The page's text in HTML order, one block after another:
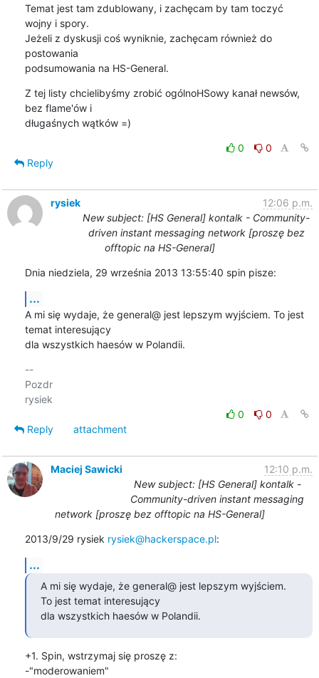
Temat jest tam zdublowany, i zachęcam by tam toczyć
wojny i spory.
Jeżeli z dyskusji coś wyniknie, zachęcam również do
postowania
podsumowania na HS-General.
Z tej listy chcielibyśmy zrobić ogólnoHSowy kanał newsów,
bez flame'ów i
długaśnych wątków =)
0
0
Reply
rysiek
12:06 p.m.
New subject: [HS General] kontalk - Community-
driven instant messaging network [proszę bez
offtopic na HS-General]
Dnia niedziela, 29 września 2013 13:55:40 spin pisze:
...
A mi się wydaje, że general@ jest lepszym wyjściem. To jest
temat interesujący
dla wszystkich haesów w Polandii.
--
Pozdr
0
0
Reply
attachment
Maciej Sawicki
12:10 p.m.
New subject: [HS General] kontalk -
Community-driven instant messaging
network [proszę bez offtopic na HS-General]
2013/9/29 rysiek rysiek@hackerspace.pl:
...
A mi się wydaje, że general@ jest lepszym wyjściem.
To jest temat interesujący
dla wszystkich haesów w Polandii.
+1. Spin, wstrzymaj się proszę z:
-"moderowaniem"